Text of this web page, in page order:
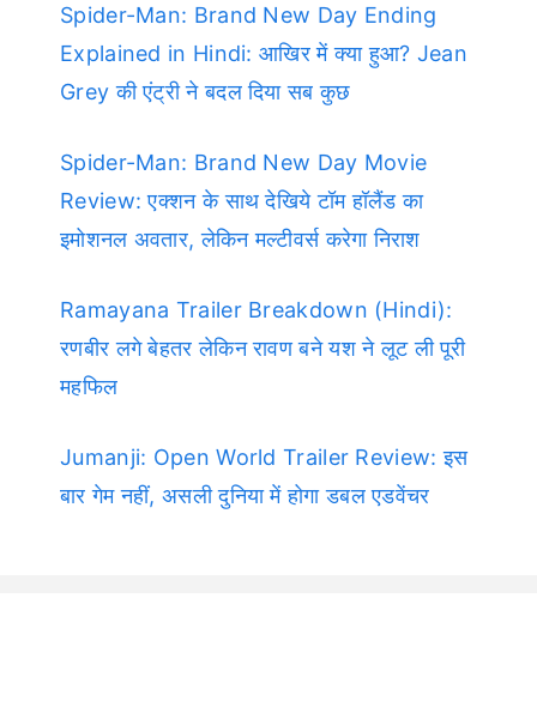
Spider-Man: Brand New Day Ending
Explained in Hindi: आखिर में क्या हुआ? Jean
Grey की एंट्री ने बदल दिया सब कुछ
Spider-Man: Brand New Day Movie
Review: एक्शन के साथ देखिये टॉम हॉलैंड का
इमोशनल अवतार, लेकिन मल्टीवर्स करेगा निराश
Ramayana Trailer Breakdown (Hindi):
रणबीर लगे बेहतर लेकिन रावण बने यश ने लूट ली पूरी
महफिल
Jumanji: Open World Trailer Review: इस
बार गेम नहीं, असली दुनिया में होगा डबल एडवेंचर